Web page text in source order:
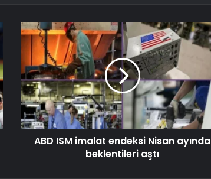
ABD ISM imalat endeksi Nisan ayında
beklentileri aştı